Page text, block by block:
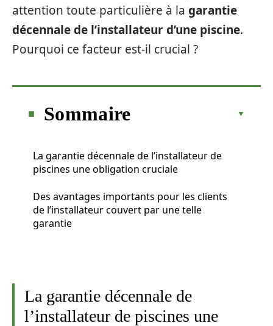
attention toute particulière à la garantie
décennale de l’installateur d’une piscine.
Pourquoi ce facteur est-il crucial ?
Sommaire
La garantie décennale de l’installateur de
piscines une obligation cruciale
Des avantages importants pour les clients
de l’installateur couvert par une telle
garantie
La garantie décennale de
l’installateur de piscines une